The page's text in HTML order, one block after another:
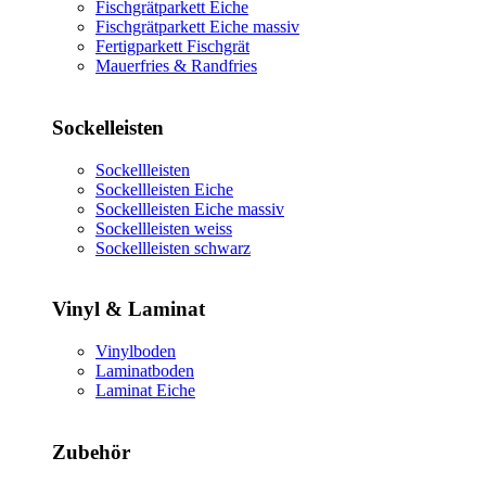
Fischgrätparkett Eiche
Fischgrätparkett Eiche massiv
Fertigparkett Fischgrät
Mauerfries & Randfries
Sockelleisten
Sockellleisten
Sockellleisten Eiche
Sockellleisten Eiche massiv
Sockellleisten weiss
Sockellleisten schwarz
Vinyl & Laminat
Vinylboden
Laminatboden
Laminat Eiche
Zubehör